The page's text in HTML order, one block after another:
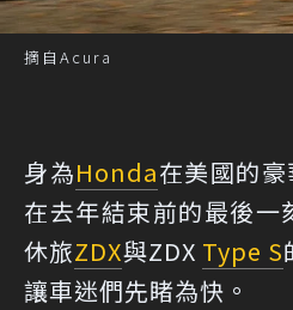
摘自Acura
身為Honda在美國的豪
在去年結束前的最後一
休旅ZDX與ZDX Type S
讓車迷們先睹為快。